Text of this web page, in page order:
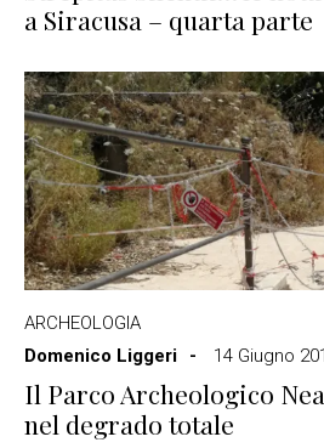
a Siracusa – quarta parte
ARCHEOLOGIA
Domenico Liggeri
14 Giugno
Il Parco Archeologico
nel degrado totale